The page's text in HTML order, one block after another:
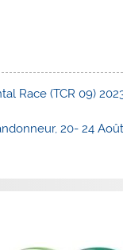
Race (TCR 09)
20- 24